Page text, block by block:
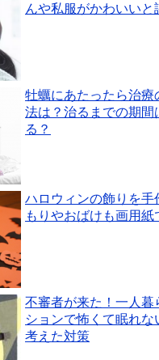
んや私服がかわいいと
牡蠣にあたったら治療
法は？治るまでの期間
る？
ハロウィンの飾りを手
もりやおばけも画用紙
不審者が来た！一人暮
ションで怖くて眠れな
考えた対策